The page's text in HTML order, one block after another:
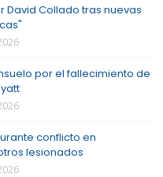
David Collado tras nuevas
por el fallecimiento de
conflicto en
lesionados